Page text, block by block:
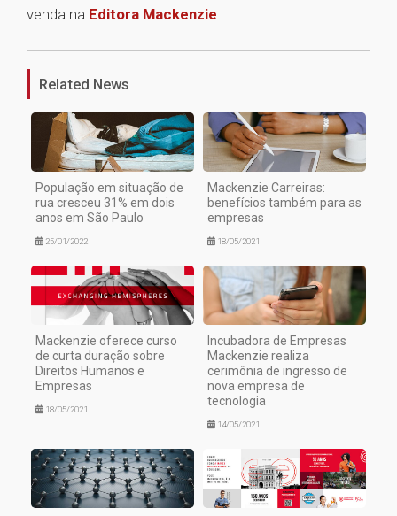
venda na Editora Mackenzie.
1
Related News
População em situação de
rua cresceu 31% em dois
anos em São Paulo
25/01/2022
Mackenzie Carreiras:
benefícios também para as
empresas
18/05/2021
Mackenzie oferece curso
de curta duração sobre
Direitos Humanos e
Empresas
18/05/2021
Incubadora de Empresas
Mackenzie realiza
cerimônia de ingresso de
nova empresa de
tecnologia
14/05/2021